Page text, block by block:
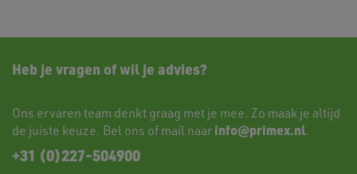
Heb je vragen of wil je advies?
Ons ervaren team denkt graag met je mee. Zo maak je altijd
de juiste keuze. Bel ons of mail naar info@primex.nl.
+31 (0)227-504900